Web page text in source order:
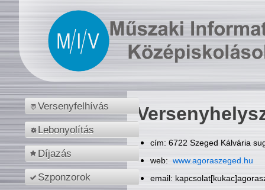
Versenyfelhívás
Lebonyolítás
Díjazás
Szponzorok
cím: 6722 Szeged Kálvária
web: www.agoraszeged.hu
email: